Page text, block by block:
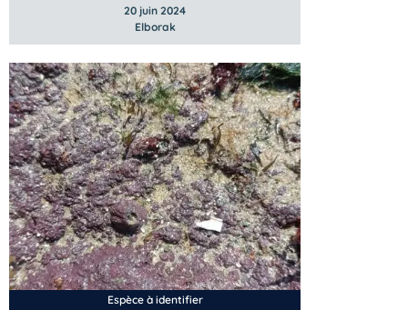
20 juin 2024
Elborak
Espèce à identifier